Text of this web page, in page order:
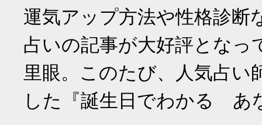
運気アップ方法や性格診断
占いの記事が大好評となっ
里眼。このたび、人気占い
した『誕生日でわかる あ